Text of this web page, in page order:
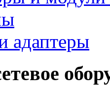
адаптеры